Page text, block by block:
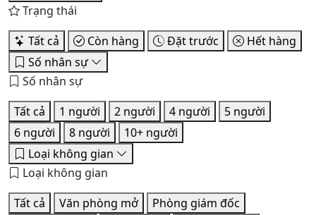
Trạng thái
Tất cả
Còn hàng Đặt trước
Hết hàng
Số nhân sự
Số nhân sự
Tất cả
1 người 2 người 4 người
5 người
6 người
8 người
10+ người
Loại không gian
Loại không gian
Tất cả
Văn phòng mở
Phòng giám đốc